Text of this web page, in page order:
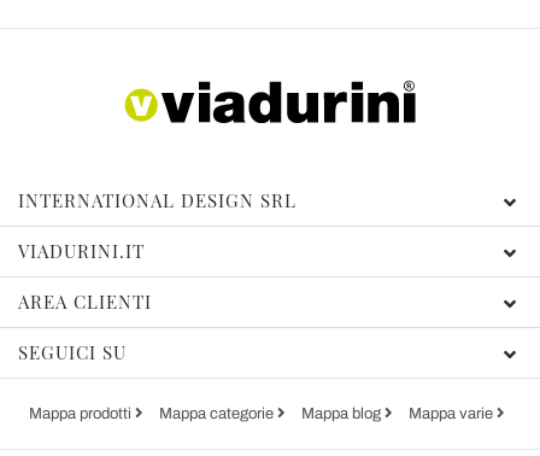
INTERNATIONAL DESIGN SRL
VIADURINI.IT
AREA CLIENTI
SEGUICI SU
Mappa prodotti Mappa categorie Mappa blog Mappa varie